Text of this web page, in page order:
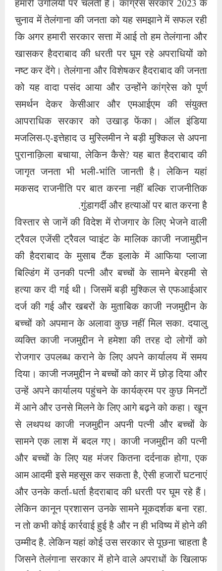
हमारी उंगलियों पर चलती है। कांग्रेस सरकार 2023 के
चुनाव में तेलंगाना की जनता को यह समझाने में सफल रही
कि अगर हमारी सरकार सत्ता में आई तो हम तेलंगाना और
खासकर हैदराबाद की धरती पर घूम रहे अपराधियों को
नष्ट कर देंगे। तेलंगाना और विशेषकर हैदराबाद की जनता
को यह वादा पसंद आया और उन्होंने कांग्रेस को पूर्ण
समर्थन देकर केसीआर और एमआईएम की संयुक्त
आपराधिक सरकार को उखाड़ फेंका। ऑल इंडिया
मजलिस-ए-इत्तेहाद उ मुस्लिमीन ने बड़ी मुश्किल से अपना
पुरानाक़िला बचाया, लेकिन कैसे? यह बात हैदराबाद की
जागृत जनता भी भली-भांति जानती है। लेकिन यहां
मकसद राजनीति पर बात करना नहीं बल्कि राजनीतिक
गुंडागर्दी और हत्याओं पर बात करना है.
विस्तार से जानें की विदेश में रोजगार के लिए भेजने वाली
ट्रैवल एजेंसी ट्रैवल प्वाइंट के मालिक काजी नजामुद्दीन
की हैदराबाद के मुसाब टैंक इलाके में आफिया प्लाजा
बिल्डिंग में उनकी पत्नी और बच्चों के सामने बेरहमी से
हत्या कर दी गई थी। जिसमें बड़ी मुश्किल से एफआईआर
दर्ज की गई और खबरों के मुताबिक काजी नजमुद्दीन के
बच्चों को अपमान के अलावा कुछ नहीं मिल सका. दयालु
व्यक्ति काजी नजमुद्दीन ने हमेशा की तरह दो लोगों को
रोजगार उपलब्ध कराने के लिए अपने कार्यालय में समय
दिया। काजी नजमुद्दीन ने बच्चों को कार में छोड़ दिया और
उन्हें अपने कार्यालय पहुंचने के कार्यक्रम पर कुछ मिनटों
में आने और उनसे मिलने के लिए आगे बढ़ने को कहा। खून
से लथपथ काजी नजमुद्दीन अपनी पत्नी और बच्चों के
सामने एक लाश में बदल गए। काजी नजमुद्दीन की पत्नी
और बच्चों के लिए यह मंजर कितना दर्दनाक होगा, एक
आम आदमी इसे महसूस कर सकता है, ऐसी हजारों घटनाएं
और उनके कर्ता-धर्ता हैदराबाद की धरती पर घूम रहे हैं।
लेकिन कानून प्रशासन उनके सामने मूकदर्शक बना रहा.
न तो कभी कोई कार्रवाई हुई है और न ही भविष्य में होने की
उम्मीद है. लेकिन यहां कोई उस सरकार से पूछना चाहता है
जिसने तेलंगाना सरकार में होने वाले अपराधों के खिलाफ